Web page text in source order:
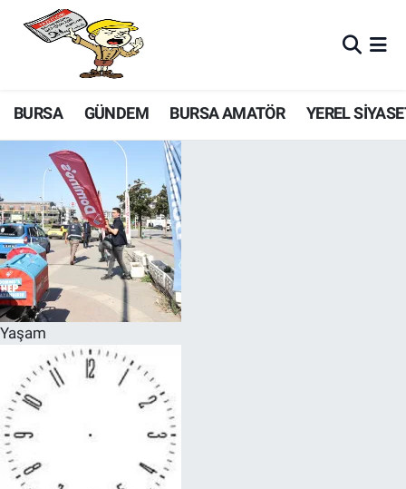
BURSA GÜNDEM BURSA AMATÖR YEREL
Yaşam